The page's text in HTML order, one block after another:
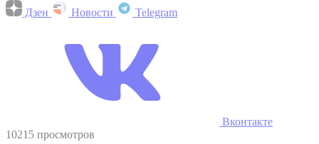
Дзен Новости Telegram
Вконтакте
10215 просмотров